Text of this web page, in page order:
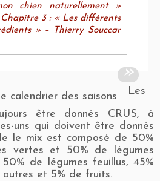
chien naturellement »
Chapitre 3 : « Les différents
» – Thierry Souccar
Les
être donnés CRUS, à
uns qui doivent être donnés
le mix est composé de 50%
vertes et 50% de légumes
de légumes feuillus, 45%
autres et 5% de fruits.